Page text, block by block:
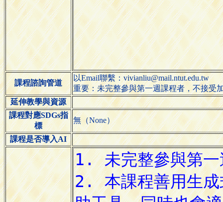
課程諮詢管道
以Email聯繫：vivianliu@mail.ntut.edu.tw
重要：未完整參與第一週課程者，不接受
延伸教學與資源
課程對應SDGs指
標
無（None）
課程是否導入AI